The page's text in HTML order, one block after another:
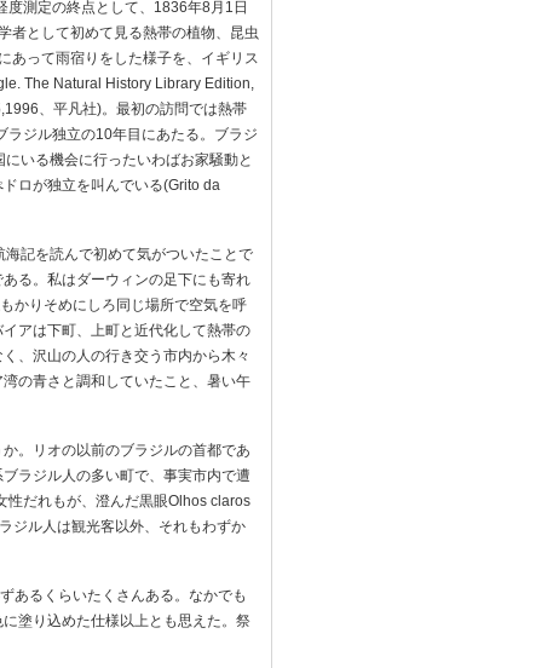
測定の終点として、1836年8月1日
者として初めて見る熱帯の植物、昆虫
あって雨宿りをした様子を、イギリス
The Natural History Library Edition,
、平凡社)。最初の訪問では熱帯
ジル独立の10年目にあたる。ブラジ
いる機会に行ったいわばお家騒動と
ロが独立を叫んでいる(Grito da
記を読んで初めて気がついたことで
る。私はダーウィンの足下にも寄れ
かりそめにしろ同じ場所で空気を呼
アは下町、上町と近代化して熱帯の
、沢山の人の行き交う市内から木々
の青さと調和していたこと、暑い午
。リオの以前のブラジルの首都であ
ラジル人の多い町で、事実市内で遭
性だれもが、澄んだ黒眼Olhos claros
ジル人は観光客以外、それもわずか
あるくらいたくさんある。なかでも
塗り込めた仕様以上とも思えた。祭